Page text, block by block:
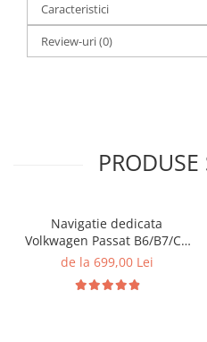
Caracteristici
Review-uri(0)
Navigatie dedicata
Volkwagen Passat B6/B7/CC
Gri, 4GB RAM 64GB ROM,
Display QLED 10", DSP,
de la 699,00 Lei